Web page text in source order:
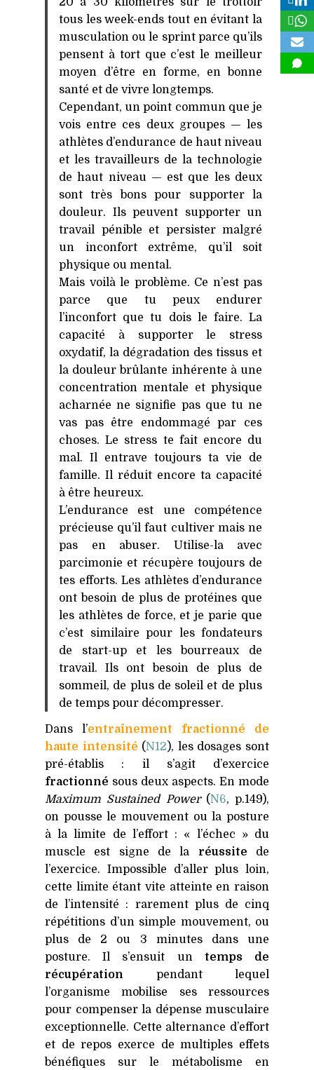
tous les week-ends tout en évitant la
musculation ou le sprint parce qu’ils
pensent à tort que c’est le meilleur
moyen d’être en forme, en bonne
santé et de vivre longtemps.
Cependant, un point commun que je
vois entre ces deux groupes — les
athlètes d’endurance de haut niveau
et les travailleurs de la technologie
de haut niveau — est que les deux
sont très bons pour supporter la
douleur. Ils peuvent supporter un
travail pénible et persister malgré
un inconfort extrême, qu’il soit
physique ou mental.
Mais voilà le problème. Ce n’est pas
parce que tu peux endurer
l’inconfort que tu dois le faire. La
capacité à supporter le stress
oxydatif, la dégradation des tissus et
la douleur brûlante inhérente à une
concentration mentale et physique
acharnée ne signifie pas que tu ne
vas pas être endommagé par ces
choses. Le stress te fait encore du
mal. Il entrave toujours ta vie de
famille. Il réduit encore ta capacité
à être heureux.
L’endurance est une compétence
précieuse qu’il faut cultiver mais ne
pas en abuser. Utilise-la avec
parcimonie et récupère toujours de
tes efforts. Les athlètes d’endurance
ont besoin de plus de protéines que
les athlètes de force, et je parie que
c’est similaire pour les fondateurs
de start-up et les bourreaux de
travail. Ils ont besoin de plus de
sommeil, de plus de soleil et de plus
de temps pour décompresser.
Dans l’entraînement fractionné de
haute intensité (N12 ), les dosages sont
pré-établis : il s’agit d’exercice
fractionné sous deux aspects. En mode
Maximum Sustained Power(N6, p.149),
on pousse le mouvement ou la posture
à la limite de l’effort : « l’échec » du
muscle est signe de la réussite de
l’exercice. Impossible d’aller plus loin,
cette limite étant vite atteinte en raison
de l’intensité : rarement plus de cinq
répétitions d’un simple mouvement, ou
plus de 2 ou 3 minutes dans une
posture. Il s’ensuit un temps de
récupération pendant lequel
l’organisme mobilise ses ressources
pour compenser la dépense musculaire
exceptionnelle. Cette alternance d’effort
et de repos exerce de multiples effets
bénéfiques sur le métabolisme en